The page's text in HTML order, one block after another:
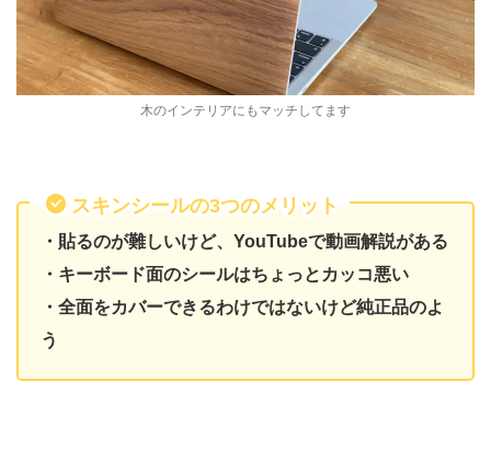
木のインテリアにもマッチしてます
スキンシールの3つのメリット
・貼るのが難しいけど、YouTubeで動画解説がある
・キーボード面のシールはちょっとカッコ悪い
・全面をカバーできるわけではないけど純正品のよ
う